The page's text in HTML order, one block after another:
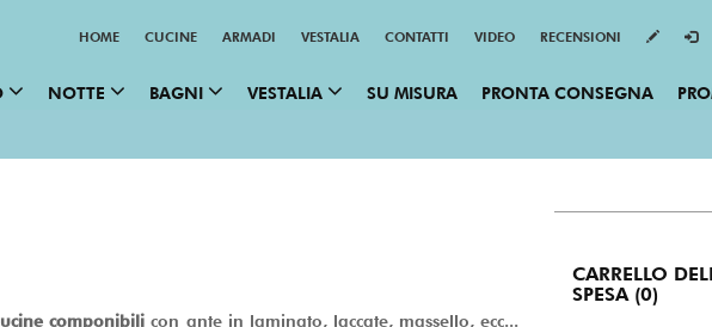
HOME CUCINE ARMADI VESTALIA CONTATTI VIDEO RECENSIONI
NOTTE BAGNI VESTALIA SU MISURA PRONTA CONSEGNA
componibili con ante in laminato, laccate, massello, ecc...
CARRELLO
SPESA (0)